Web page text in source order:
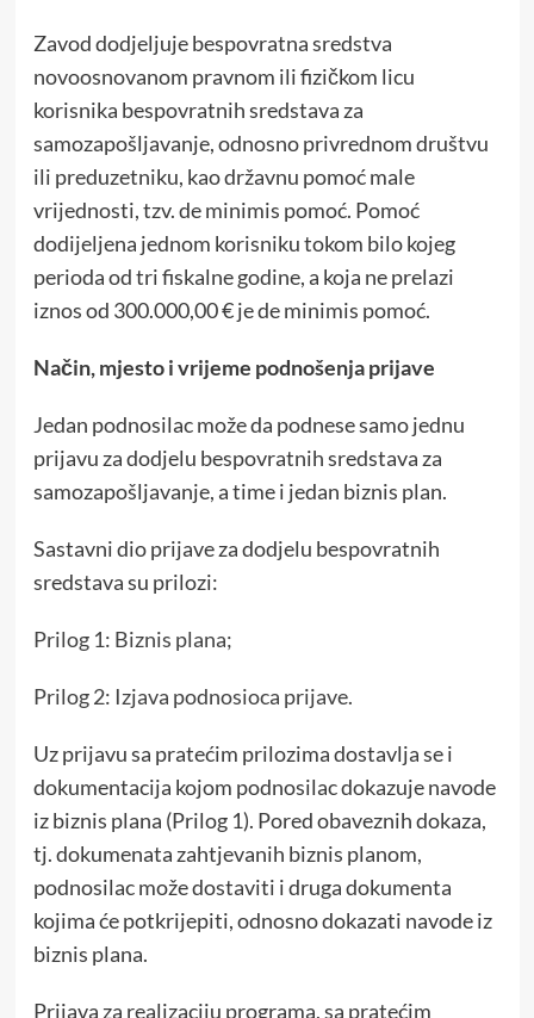
Zavod dodjeljuje bespovratna sredstva
novoosnovanom pravnom ili fizičkom licu
korisnika bespovratnih sredstava za
samozapošljavanje, odnosno privrednom društvu
ili preduzetniku, kao državnu pomoć male
vrijednosti, tzv. de minimis pomoć. Pomoć
dodijeljena jednom korisniku tokom bilo kojeg
perioda od tri fiskalne godine, a koja ne prelazi
iznos od 300.000,00 € je de minimis pomoć.
Način, mjesto i vrijeme podnošenja prijave
Jedan podnosilac može da podnese samo jednu
prijavu za dodjelu bespovratnih sredstava za
samozapošljavanje, a time i jedan biznis plan.
Sastavni dio prijave za dodjelu bespovratnih
sredstava su prilozi:
Prilog 1: Biznis plana;
Prilog 2: Izjava podnosioca prijave.
Uz prijavu sa pratećim prilozima dostavlja se i
dokumentacija kojom podnosilac dokazuje navode
iz biznis plana (Prilog 1). Pored obaveznih dokaza,
tj. dokumenata zahtjevanih biznis planom,
podnosilac može dostaviti i druga dokumenta
kojima će potkrijepiti, odnosno dokazati navode iz
biznis plana.
Prijava za realizaciju programa, sa pratećim